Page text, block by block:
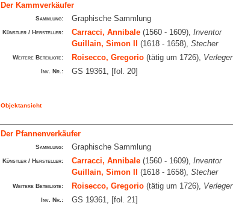
Der Kammverkäufer
Sammlung: Graphische Sammlung
Künstler / Hersteller: Carracci, Annibale(1560 - 1609), Inventor
Guillain, Simon II
(1618 - 1658), Stecher
Weitere Beteiligte: Roisecco, Gregorio(tätig um 1726), Verleger
Inv. Nr.: GS 19361, [fol. 20]
Objektansicht
Der Pfannenverkäufer
Sammlung: Graphische Sammlung
Künstler / Hersteller: Carracci, Annibale(1560 - 1609), Inventor
Guillain, Simon II
(1618 - 1658), Stecher
Weitere Beteiligte: Roisecco, Gregorio(tätig um 1726), Verleger
Inv. Nr.: GS 19361, [fol. 21]